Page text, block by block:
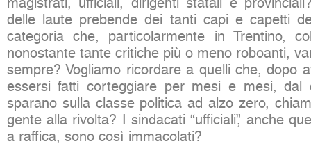
delle laute prebende dei tanti capi e capetti
categoria che, particolarmente in Trentino,
nonostante tante critiche più o meno roboanti,
sempre? Vogliamo ricordare a quelli che, dopo
essersi fatti corteggiare per mesi e mesi, dal
sparano sulla classe politica ad alzo zero,
gente alla rivolta? I sindacati “ufficiali”, anche
a raffica, sono così immacolati?